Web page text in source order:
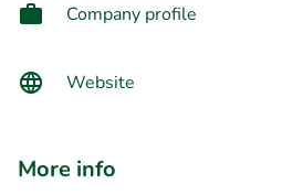
Company profile
Website
More info